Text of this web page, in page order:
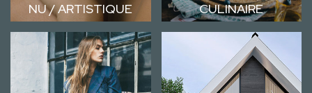
NU / ARTISTIQUE CULINAIRE